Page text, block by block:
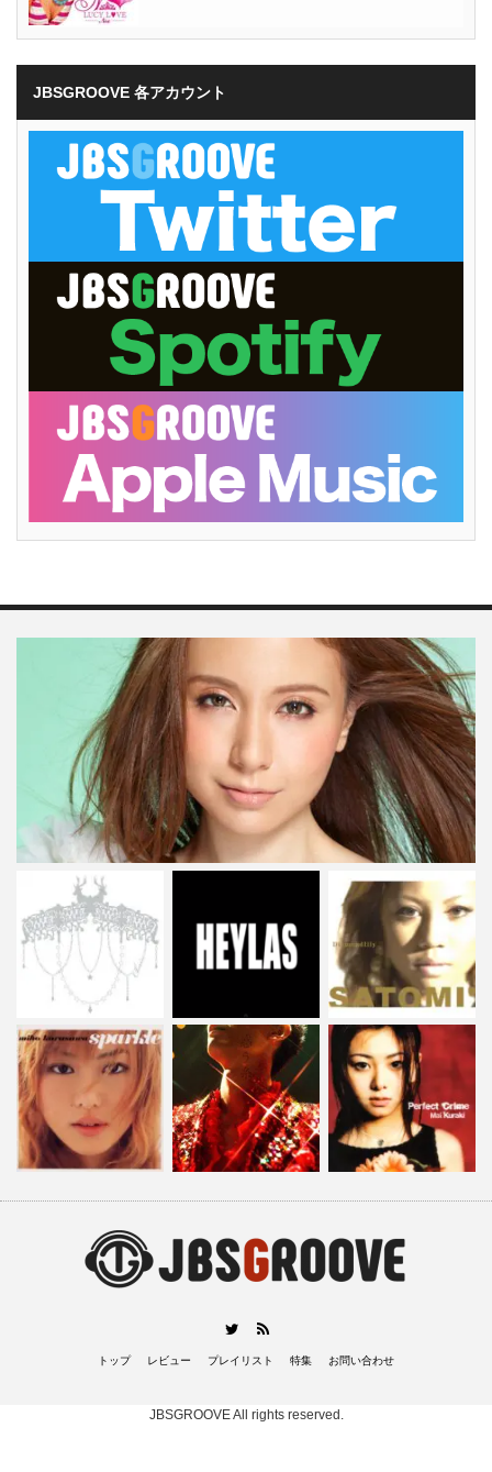
JBSGROOVE 各アカウント
Twitter
トップ レビュー プレイリスト 特集 お問い合わせ
JBSGROOVEAll rights reserved.